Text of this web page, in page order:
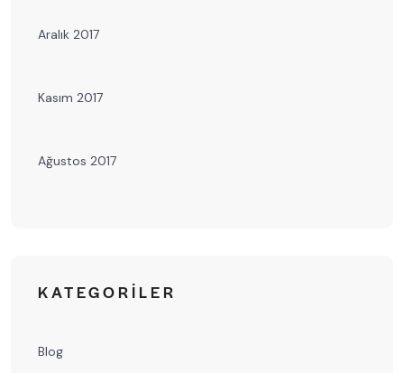
Aralık 2017
Kasım 2017
Ağustos 2017
KATEGORILER
Blog